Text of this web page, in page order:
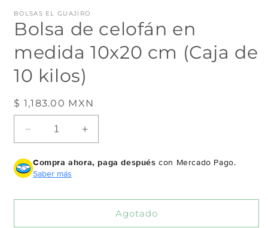
una
ventana
modal
BOLSAS EL GUAJIRO
Bolsa de celofán en
medida 10x20 cm (Caja de
10 kilos)
Precio
habitual
$ 1,183.00 MXN
Reducir
cantidad
para
Bolsa
celofán
Aumentar
cantidad
para
celofán
Compra ahora, paga después con Mercado Pago.
Saber más
Agotado